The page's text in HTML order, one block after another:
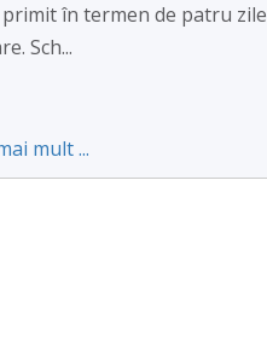
primit în termen de patru zile
Sch...
mult ...